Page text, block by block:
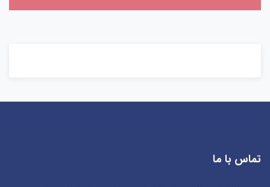
تماس با ما